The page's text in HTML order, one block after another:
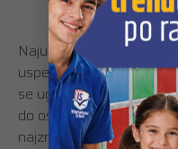
Mentor za
Najuspešniji ljudi na
uspehu značajno
se ugledali i koji su im
do ostvarenja ciljeva.
najznačajnijih faktora